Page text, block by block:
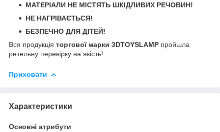
МАТЕРІАЛИ НЕ МІСТЯТЬ ШКІДЛИВИХ РЕЧОВИН!
НЕ НАГРІВАЄТЬСЯ!
БЕЗПЕЧНО ДЛЯ ДІТЕЙ!
Вся продукція торгової марки 3DTOYSLAMP пройшла
ретельну перевірку на якість!
Приховати
Характеристики
Основні атрибути